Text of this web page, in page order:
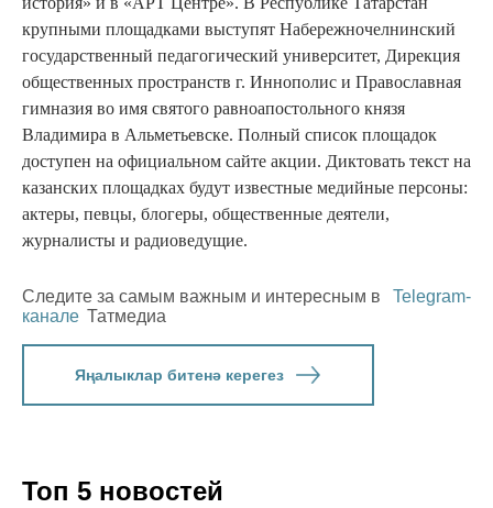
крупными площадками выступят Набережночелнинский
государственный педагогический университет, Дирекция
общественных пространств г. Иннополис и Православная
гимназия во имя святого равноапостольного князя
Владимира в Альметьевске. Полный список площадок
доступен на официальном сайте акции. Диктовать текст на
казанских площадках будут известные медийные персоны:
актеры, певцы, блогеры, общественные деятели,
журналисты и радиоведущие.
Следите за самым важным и интересным в
Telegram-
канале Татмедиа
Яңалыклар битенә керегез
Топ 5 новостей